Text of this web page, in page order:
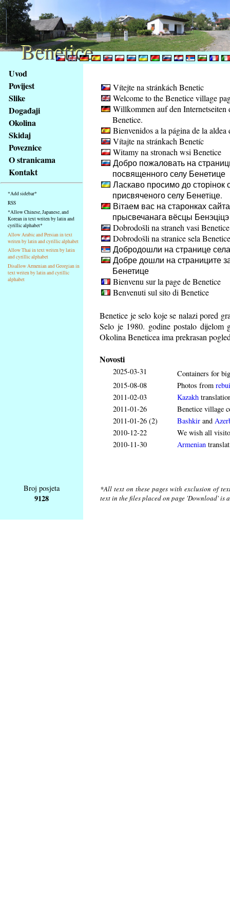
obsah
stránky
Klávesové
zkratky
tomto
webu
základní
Hlavní
strana
Uvod
Povijest
Slike
Događaji
Okolina
Skidaj
Poveznice
O stranicama
Kontakt
*Add sidebar*
RSS
*Allow Chinese, Japanese, and
Korean in text writen by latin and
cyrillic alphabet*
Allow Arabic and Persian in text
writen by latin and cyrillic alphabet
Allow Thai in text writen by latin
and cyrillic alphabet
Disallow Armenian and Georgian in
text writen by latin and cyrillic
alphabet
Vítejte na stránkách Benetic
Welcome to the Benetice village
Willkommen auf den Internetseiten
Benetice.
Bienvenidos a la página de la aldea
Vítajte na stránkach Benetíc
Witamy na stronach wsi Benetice
Добро пожаловать на
посвященного селу Бенетице
Ласкаво просимо до сторінок
присвяченого селу Бенетiце.
Вiтаем вас на старонках
прысвечанага вёсцы Бенэцiцэ
Dobrodošli na straneh vasi Benetice
Dobrodošli na stranice sela Benetice
Добродошли на странице
Добре дошли на страниците
Бенетице
Bienvenu sur la page de Benetice
Benvenuti sul sito di Benetice
Benetice je selo koje se nalazi pored
Selo je 1980. godine postalo dijelom
Okolina Beneticea ima prekrasan
Novosti
2025-03-31
Containers for
2015-08-08
Photos from
2011-02-03
Kazakh
2011-01-26
Benetice village
2011-01-26 (2)
Bashkir and
2010-12-22
We wish all
2010-11-30
Armenian
Broj posjeta
9128
*All text on these pages with exclusion of
text in the files placed on page 'Download'
Benetice
Benetice